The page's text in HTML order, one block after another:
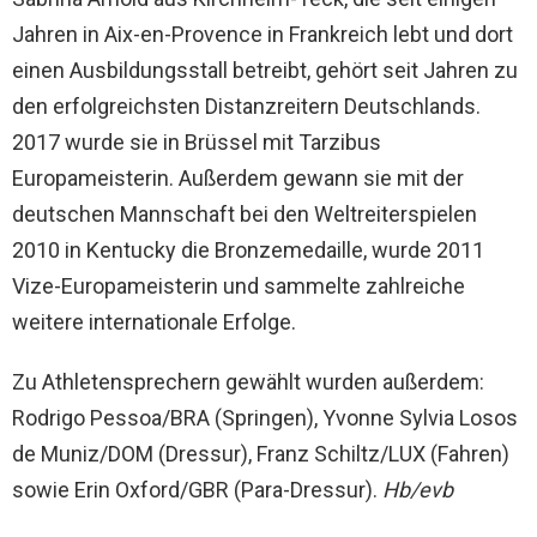
Jahren in Aix-en-Provence in Frankreich lebt und dort
einen Ausbildungsstall betreibt, gehört seit Jahren zu
den erfolgreichsten Distanzreitern Deutschlands.
2017 wurde sie in Brüssel mit Tarzibus
Europameisterin. Außerdem gewann sie mit der
deutschen Mannschaft bei den Weltreiterspielen
2010 in Kentucky die Bronzemedaille, wurde 2011
Vize-Europameisterin und sammelte zahlreiche
weitere internationale Erfolge.
Zu Athletensprechern gewählt wurden außerdem:
Rodrigo Pessoa/BRA (Springen), Yvonne Sylvia Losos
de Muniz/DOM (Dressur), Franz Schiltz/LUX (Fahren)
sowie Erin Oxford/GBR (Para-Dressur). Hb/evb